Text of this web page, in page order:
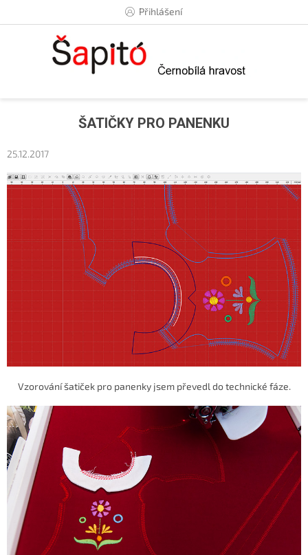
Přihlášení
ŠATIČKY PRO PANENKU
25.12.2017
Vzorování šatiček pro panenky jsem převedl do technické fáze.